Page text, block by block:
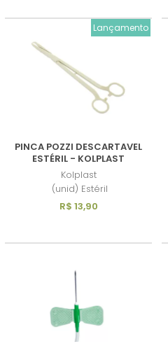
Lançamento
PINCA POZZI DESCARTAVEL
ESTÉRIL - KOLPLAST
Kolplast
(unid) Estéril
R$ 13,90